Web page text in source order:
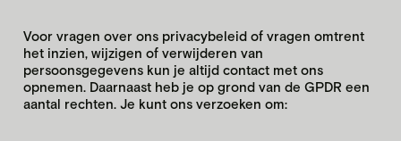
Voor vragen over ons privacybeleid of vragen omtrent
het inzien, wijzigen of verwijderen van
persoonsgegevens kun je altijd contact met ons
opnemen. Daarnaast heb je op grond van de GPDR een
aantal rechten. Je kunt ons verzoeken om: